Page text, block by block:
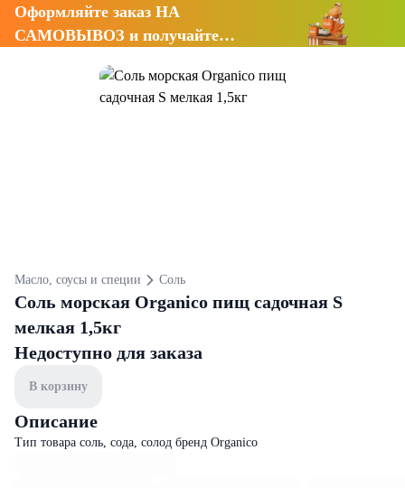
Оформляйте заказ НА
САМОВЫВОЗ и получайте
Масло, соусы и специи Соль
Соль морская Organico пищ садочная S
мелкая 1,5кг
Недоступно для заказа
В корзину
Описание
Тип товара соль, сода, солод бренд Organico